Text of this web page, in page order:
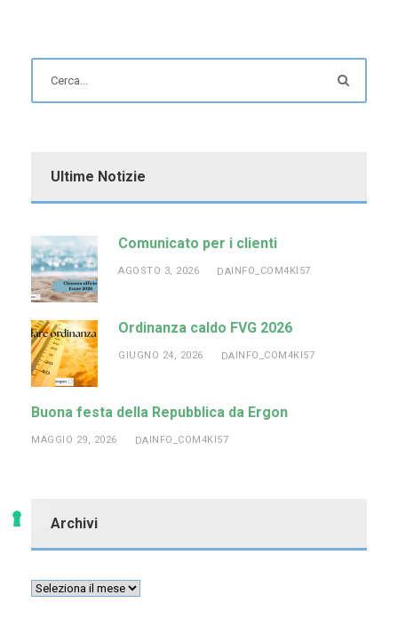
Ultime Notizie
Comunicato per i clienti
AGOSTO 3, 2026 DAINFO_COM4KI57
Ordinanza caldo FVG 2026
GIUGNO 24, 2026 DAINFO_COM4KI57
Buona festa della Repubblica da Ergon
MAGGIO 29, 2026 DAINFO_COM4KI57
Archivi